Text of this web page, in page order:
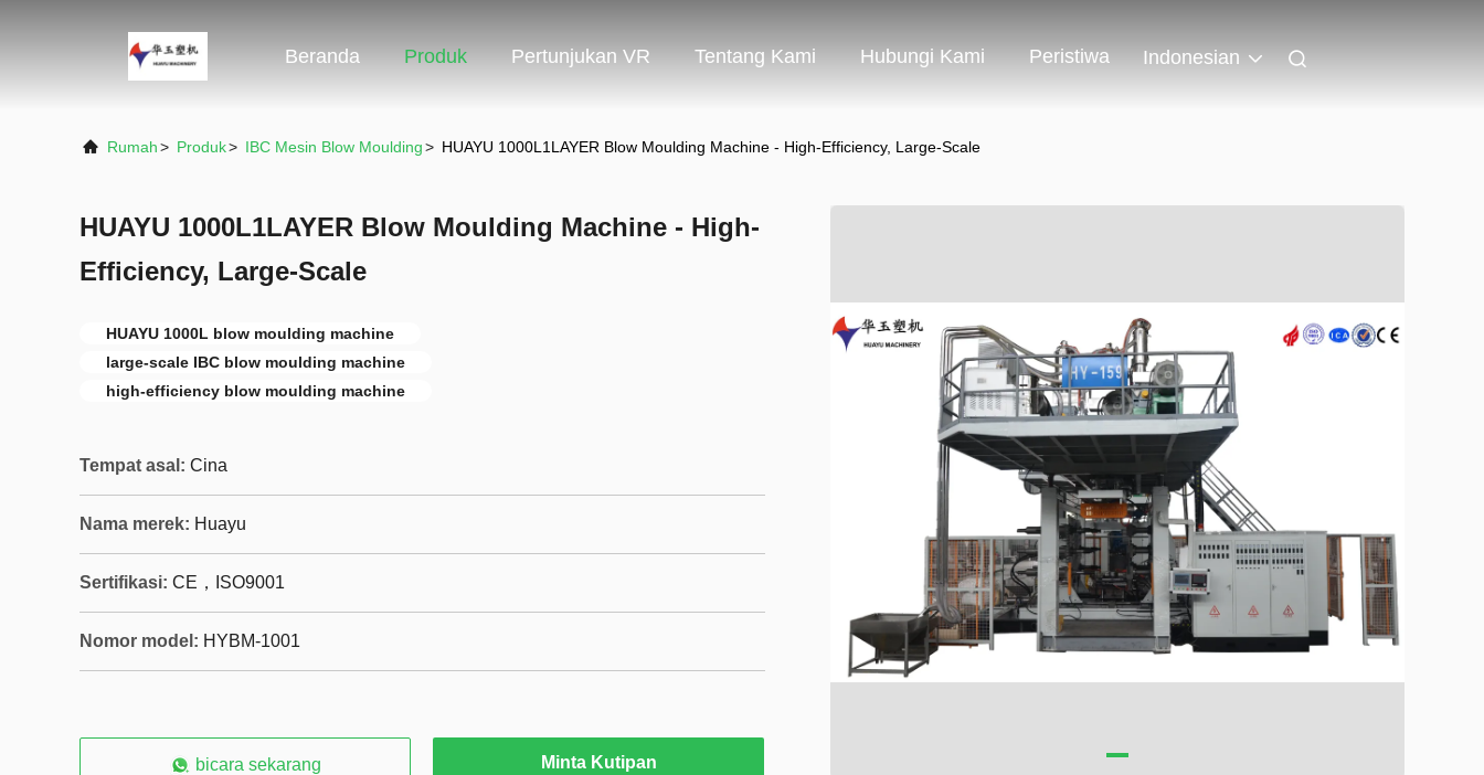
Beranda Produk Pertunjukan VR Tentang Kami Hubungi Kami Peristiwa Indonesian
Rumah> Produk> IBC Mesin Blow Moulding> HUAYU 1000L1LAYER Blow Moulding Machine - High-Efficiency, Large-Scale
HUAYU 1000L1LAYER Blow Moulding Machine - High-
Efficiency, Large-Scale
HUAYU 1000L blow moulding machine
large-scale IBC blow moulding machine
high-efficiency blow moulding machine
Tempat asal: Cina
Nama merek: Huayu
Sertifikasi: CE，ISO9001
Nomor model: HYBM-1001
bicara sekarang Minta Kutipan